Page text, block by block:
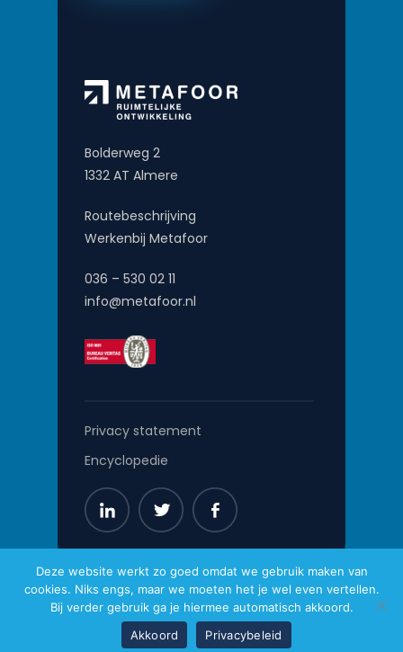
Bolderweg 2
1332 AT Almere
Routebeschrijving
Werkenbij Metafoor
036 – 530 02 11
info@metafoor.nl
Privacy statement
Encyclopedie
Metafoor © 2026
Website gemaakt door Pro Contact
Deze website werkt zo goed omdat we gebruik maken van
cookies. Niks engs, maar we moeten het je wel even vertellen.
Bij verder gebruik ga je hiermee automatisch akkoord.
Akkoord
Privacybeleid